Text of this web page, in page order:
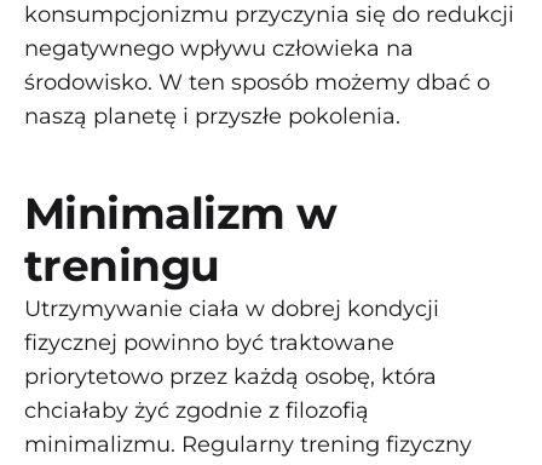
konsumpcjonizmu przyczynia się do redukcji
negatywnego wpływu człowieka na
środowisko. W ten sposób możemy dbać o
naszą planetę i przyszłe pokolenia.
Minimalizm w
treningu
Utrzymywanie ciała w dobrej kondycji
fizycznej powinno być traktowane
priorytetowo przez każdą osobę, która
chciałaby żyć zgodnie z filozofią
minimalizmu. Regularny trening fizyczny